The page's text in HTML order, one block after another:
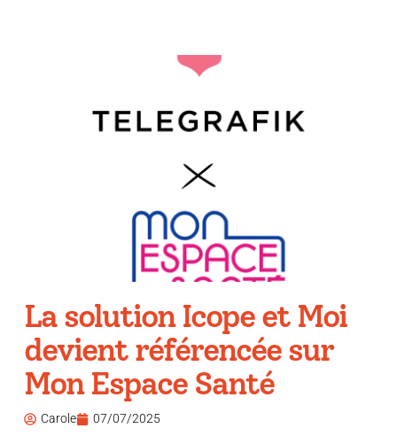
La solution Icope et Moi
devient référencée sur
Mon Espace Santé
Carole 07/07/2025